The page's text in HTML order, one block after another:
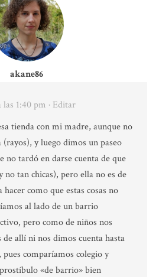
akane86
las 1:40 pm · Editar
tienda con mi madre, aunque no
(rayos), y luego dimos un paseo
no tardó en darse cuenta de que
no tan chicas), pero ella no es de
como que estas cosas no
al lado de un barrio
pero como de niños nos
allí ni nos dimos cuenta hasta
comparíamos colegio y
«de barrio» bien